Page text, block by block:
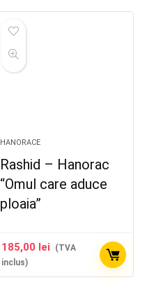
HANORACE
Rashid – Hanorac
“Omul care aduce
ploaia”
185,00 lei
(TVA
inclus)